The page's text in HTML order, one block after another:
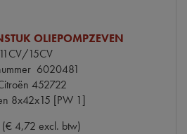
OLIEPOMPZEVEN
11CV/15CV
6020481
452722
8x42x15 [PW 1]
(€ 4,72 excl. btw)